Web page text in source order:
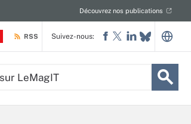
Découvrez nos publications
RSS Suivez-nous: